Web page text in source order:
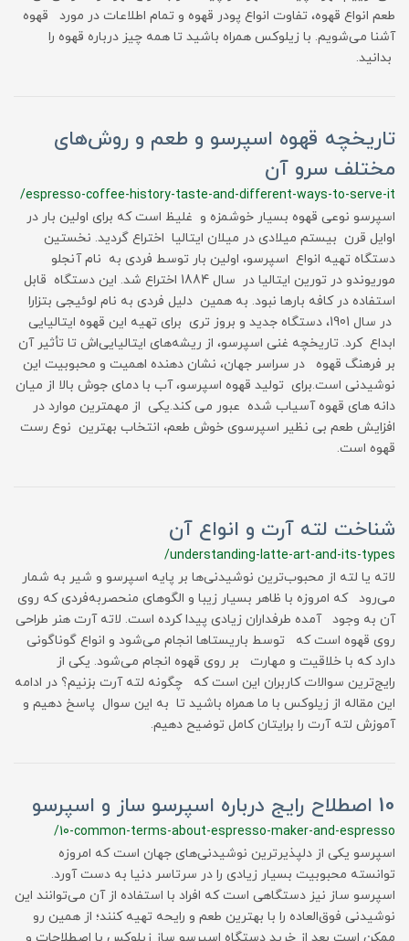
طعم انواع قهوه، تفاوت انواع پودر قهوه و تمام اطلاعات در مورد قهوه
آشنا می‌شویم. با زیلوکس همراه باشید تا همه چیز درباره قهوه را
بدانید.
تاریخچه قهوه اسپرسو و طعم و روش‌های
مختلف سرو آن
/espresso-coffee-history-taste-and-different-ways-to-serve-it
اسپرسو نوعی قهوه بسیار خوشمزه و غلیظ است که برای اولین بار در
اوایل قرن بیستم میلادی در میلان ایتالیا اختراع گردید. نخستین
دستگاه تهیه انواع اسپرسو، اولین بار توسط فردی به نام آنجلو
موریوندو در تورین ایتالیا در سال 1884 اختراع شد. این دستگاه قابل
استفاده در کافه بارها نبود. به همین دلیل فردی به نام لوئیجی بتزارا
در سال 1901، دستگاه جدید و بروز تری برای تهیه این قهوه ایتالیایی
ابداع کرد. تاریخچه غنی اسپرسو، از ریشه‌های ایتالیایی‌اش تا تأثیر آن
بر فرهنگ قهوه در سراسر جهان، نشان‌ دهنده اهمیت و محبوبیت این
نوشیدنی است.برای تولید قهوه اسپرسو، آب با دمای جوش بالا از میان
دانه های قهوه آسیاب شده عبور می کند.یکی از مهمترین موارد در
افزایش طعم بی نظیر اسپرسوی خوش طعم، انتخاب بهترین نوع رست
قهوه است.
شناخت لته آرت و انواع آن
/understanding-latte-art-and-its-types
لاته یا لته از محبوب‌ترین نوشیدنی‌ها بر پایه اسپرسو و شیر به شمار
می‌رود که امروزه با ظاهر بسیار زیبا و الگوهای منحصربه‌فردی که روی
آن به وجود آمده طرفداران زیادی پیدا کرده است. لاته آرت هنر طراحی
روی قهوه است که توسط باریستاها انجام می‌شود و انواع گوناگونی
دارد که با خلاقیت و مهارت بر روی قهوه انجام می‌شود. یکی از
رایج‌ترین سوالات کاربران این است که چگونه لته آرت بزنیم؟ در ادامه
این مقاله از زیلوکس با ما همراه باشید تا به این سوال پاسخ دهیم و
آموزش لته آرت را برایتان کامل توضیح دهیم.
10 اصطلاح رایج درباره اسپرسو ساز و اسپرسو
/10-common-terms-about-espresso-maker-and-espresso
اسپرسو یکی از دلپذیرترین نوشیدنی‌های جهان است که امروزه
توانسته محبوبیت بسیار زیادی را در سرتاسر دنیا به دست آورد.
اسپرسو ساز نیز دستگاهی است که افراد با استفاده از آن می‌توانند این
نوشیدنی فوق‌العاده را با بهترین طعم و رایحه تهیه کنند؛ از همین رو